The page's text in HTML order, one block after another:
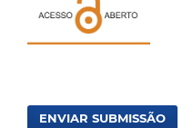
ENVIAR SUBMISSÃO